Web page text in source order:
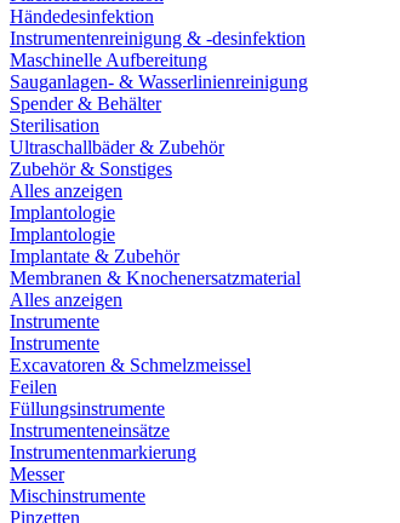
Händedesinfektion
Instrumentenreinigung & -desinfektion
Maschinelle Aufbereitung
Sauganlagen- & Wasserlinienreinigung
Spender & Behälter
Sterilisation
Ultraschallbäder & Zubehör
Zubehör & Sonstiges
Alles anzeigen
Implantologie
Implantologie
Implantate & Zubehör
Membranen & Knochenersatzmaterial
Alles anzeigen
Instrumente
Instrumente
Excavatoren & Schmelzmeissel
Feilen
Füllungsinstrumente
Instrumenteneinsätze
Instrumentenmarkierung
Messer
Mischinstrumente
Pinzetten